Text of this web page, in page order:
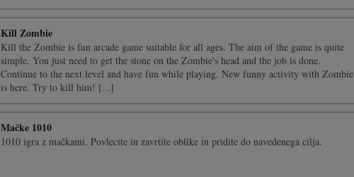
Kill Zombie
Kill the Zombie is fun arcade game suitable for all ages. The aim of the game is quite
simple. You just need to get the stone on the Zombie's head and the job is done.
Continue to the next level and have fun while playing. New funny activity with Zombie
is here. Try to kill him! [...]
Mačke 1010
1010 igra z mačkami. Povlecite in zavrtite oblike in pridite do navedenega cilja.